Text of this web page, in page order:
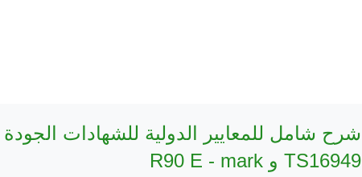
TS16949 و R90 E - mark